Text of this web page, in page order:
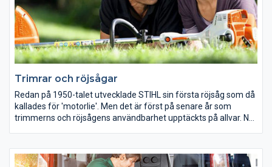
Trimrar och röjsågar
Redan på 1950-talet utvecklade STIHL sin första röjsåg som då
kallades för 'motorlie'. Men det är först på senare år som
trimmerns och röjsågens användbarhet upptäckts på allvar. När
trimrar och röjsågar till sin rätt. Beroende på motoreffekt och
skärverktyg klarar dessa maskiner allt från kantputsning längs